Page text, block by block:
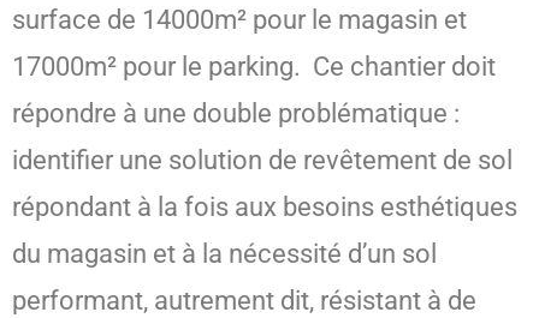
surface de 14000m² pour le magasin et
17000m² pour le parking. Ce chantier doit
répondre à une double problématique :
identifier une solution de revêtement de sol
répondant à la fois aux besoins esthétiques
du magasin et à la nécessité d’un sol
performant, autrement dit, résistant à de